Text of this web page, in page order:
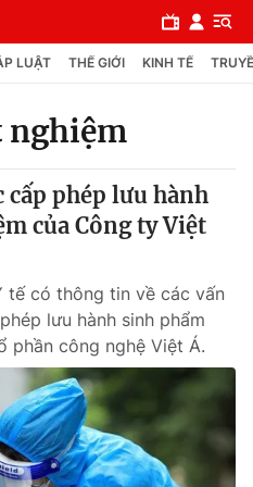
LUẬT THẾ GIỚI KINH TẾ
nghiệm
cấp phép lưu hành
của Công ty Việt
tế có thông tin về các vấn
lưu hành sinh phẩm
phần công nghệ Việt Á.